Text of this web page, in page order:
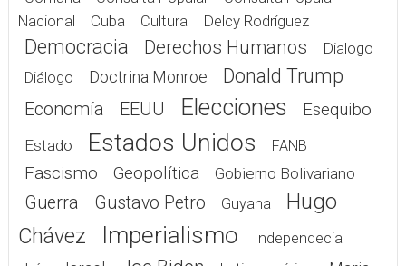
Nacional
Cuba Cultura Delcy Rodríguez
Democracia Derechos Humanos Dialogo
Diálogo Doctrina Monroe Donald Trump
Economía EEUU Elecciones Esequibo
Estado Estados Unidos FANB
Fascismo Geopolítica Gobierno Bolivariano
Guerra Gustavo Petro Guyana
Hugo
Chávez
Imperialismo Independecia